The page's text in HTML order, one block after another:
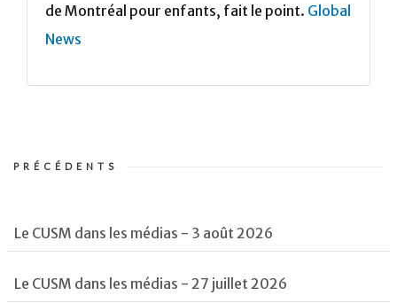
de Montréal pour enfants, fait le point. Global
News
PRÉCÉDENTS
Le CUSM dans les médias - 3 août 2026
Le CUSM dans les médias - 27 juillet 2026